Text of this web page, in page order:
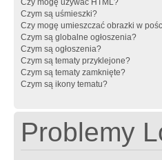
Czy mogę używać HTML?
Czym są uśmieszki?
Czy mogę umieszczać obrazki w
Czym są globalne ogłoszenia?
Czym są ogłoszenia?
Czym są tematy przyklejone?
Czym są tematy zamknięte?
Czym są ikony tematu?
Problemy